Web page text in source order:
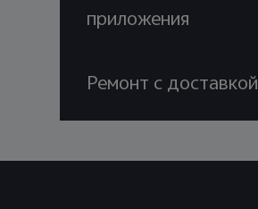
приложения
Ремонт с доставкой